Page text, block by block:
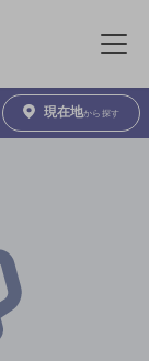
メニュ
現在地から探す